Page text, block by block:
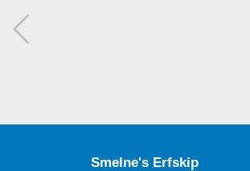
Smelne's Erfskip